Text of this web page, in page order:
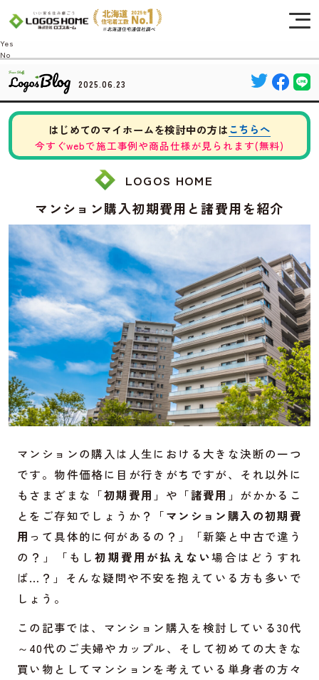
2025.06.23
はじめてのマイホームを検討中の方はこちらへ
今すぐwebで施工事例や商品仕様が見られます(無料)
LOGOS HOME
マンション購入初期費用と諸費用を紹介
マンションの購入は人生における大きな決断の一つ
です。物件価格に目が行きがちですが、それ以外に
もさまざまな「初期費用 」や「諸費用 」がかかるこ
とをご存知でしょうか？「マンション購入の初期費
用 って具体的に何があるの？」「新築と中古で違う
の？」「もし初期費用が払えない場合はどうすれ
ば…？」そんな疑問や不安を抱えている方も多いで
しょう。
この記事では、マンション購入を検討している30代
～40代のご夫婦やカップル、そして初めての大きな
買い物としてマンションを考えている単身者の方々
Cookie を使用して、お客様の活動を追跡してもよろしいですか? 当社ではお客様の
プライバシーを極めて重視しています。詳細について、およびご質問がある場合
は、当社のプライバシーポリシーをご覧ください。
Yes
No